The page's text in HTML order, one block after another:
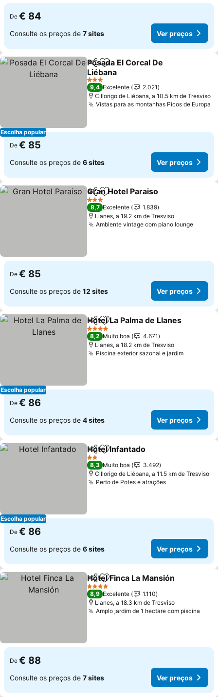
De € 84
Consulte os preços de 7 sites Ver preços
Escolha popular
PartilharAdicionar aos favoritos
Posada El Corcal De
Liébana
Ver preços
3 Estrelas
9,4 Excelente
2.021
Cillorigo de Liébana, a 10.5 km de Tresviso
Vistas para as montanhas Picos de Europa
De € 85
Consulte os preços de 6 sites Ver preços
PartilharAdicionar aos favoritos
Gran Hotel Paraiso
3 Estrelas
8,7 Excelente
1.839
Llanes, a 19.2 km de Tresviso
Ambiente vintage com piano loungeVer
De € 85
Consulte os preços de 12 sites Ver preços
Escolha popular
PartilharAdicionar aos favoritos
Hotel La Palma de Llanes
4 Estrelas
8,2 Muito boa
4.671
Llanes, a 18.2 km de Tresviso
Piscina exterior sazonal e jardimVer
De € 86
Consulte os preços de 4 sites Ver preços
Escolha popular
PartilharAdicionar aos favoritos
Hotel Infantado
2 Estrelas
8,3 Muito boa
3.492
Cillorigo de Liébana, a 11.5 km de Tresviso
Perto de Potes e atraçõesVer preços
De € 86
Consulte os preços de 6 sites Ver preços
PartilharAdicionar aos favoritos
Hotel Finca La Mansión
4 Estrelas
8,9 Excelente
1.110
Llanes, a 18.3 km de Tresviso
Amplo jardim de 1 hectare com piscina
De € 88
Consulte os preços de 7 sites Ver preços